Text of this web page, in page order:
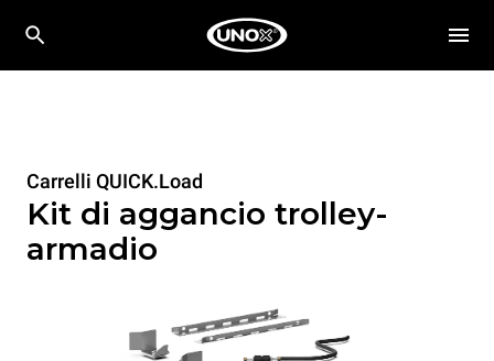
Carrelli QUICK.Load
Kit di aggancio trolley-
armadio